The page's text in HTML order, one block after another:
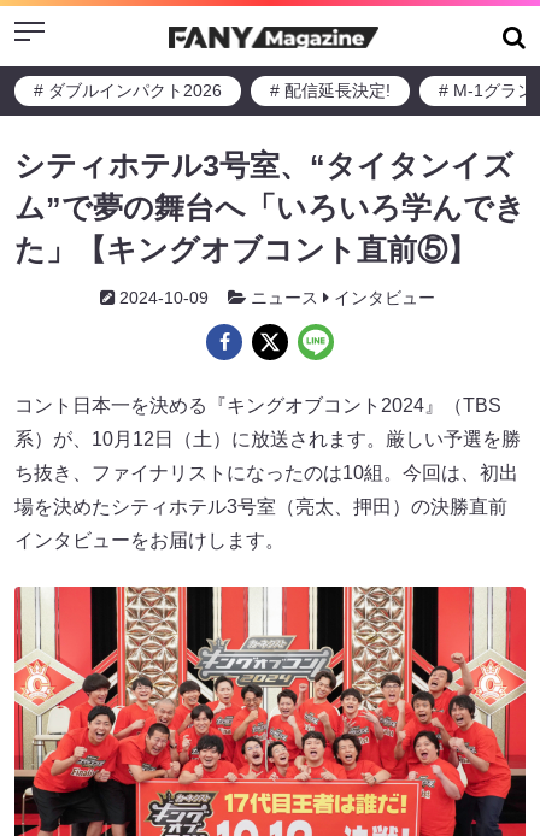
Menu
# ダブルインパクト2026 # 配信延長決定! # M-1グラン
シティホテル3号室、“タイタンイズ
ム”で夢の舞台へ「いろいろ学んでき
た」【キングオブコント直前⑤】
2024-10-09 ニュース インタビュー
コント日本一を決める『キングオブコント2024』（TBS
系）が、10月12日（土）に放送されます。厳しい予選を勝
ち抜き、ファイナリストになったのは10組。今回は、初出
場を決めたシティホテル3号室（亮太、押田）の決勝直前
インタビューをお届けします。​​